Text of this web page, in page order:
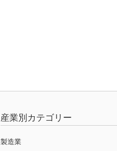
産業別カテゴリー
製造業